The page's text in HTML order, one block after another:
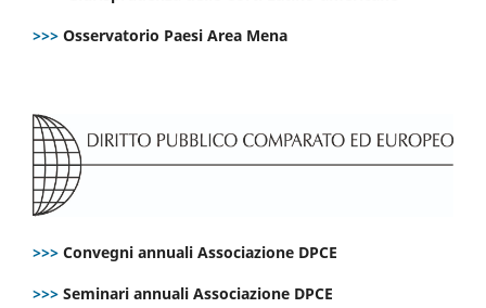
>>> Osservatorio Paesi Area Mena
>>> Convegni annuali Associazione DPCE
>>> Seminari annuali Associazione DPCE